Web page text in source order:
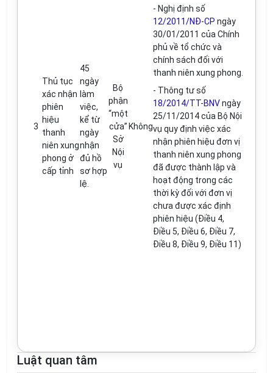
3
Thủ tục
xác nhận
phiên
hiệu
thanh
niên xung
phong ở
cấp tỉnh
45
ngày
làm
việc,
kể từ
ngày
nhận
đủ hồ
sơ hợp
lệ.
Bộ
phận
“một
cửa”
Sở
Nội
vụ
Không
- Nghị định số
12/2011/NĐ-CP ngày
30/01/2011 của Chính
phủ về tổ chức và
chính sách đối với
thanh niên xung phong.
- Thông tưsố
18/2014/TT-BNVngày
25/11/2014 của Bộ Nội
vụ quy định việc xác
nhận phiên hiệu đơn vị
thanh niên xung phong
đã được thành lập và
hoạt động trong các
thời kỳ đối với đơn vị
chưa được xác định
phiên hiệu (Điều 4,
Điều 5, Điều 6, Điều 7,
Điều 8, Điều 9, Điều 11)
Luật quan tâm